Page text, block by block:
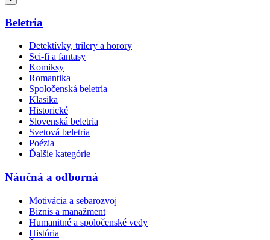
Beletria
Detektívky, trilery a horory
Sci-fi a fantasy
Komiksy
Romantika
Spoločenská beletria
Klasika
Historické
Slovenská beletria
Svetová beletria
Poézia
Ďalšie kategórie
Náučná a odborná
Motivácia a sebarozvoj
Biznis a manažment
Humanitné a spoločenské vedy
História